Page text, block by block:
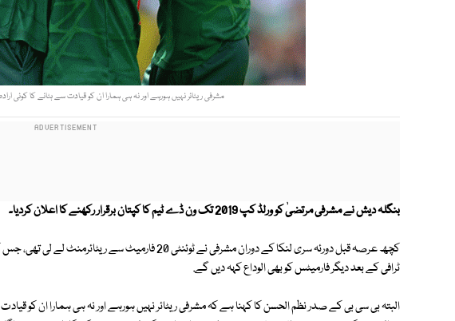
مشرفی ریٹائر نہیں ہورہے اور نہ ہی ہمارا ان کو قیادت سے ہٹانے کا کوئی
بنگلہ دیش نے مشرفی مرتضیٰ کو ورلڈ کپ 2019 تک ون ڈے ٹیم کا کپتان برقرار رکھنے کا اعلان کردیا۔
کچھ عرصہ قبل دورئہ سری لنکا کے دوران مشرفی نے ٹوئنٹی 20
ٹرافی کے بعد دیگر فارمیٹس کو بھی الوداع کہہ دیں گے.
البتہ بی سی بی کے صدر نظم الحسن کا کہنا ہے کہ مشرفی ریٹائر نہیں ہورہے اور نہ ہی ہمارا ان کو